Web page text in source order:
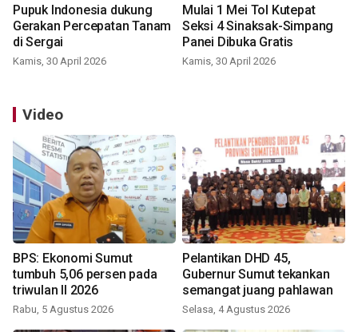
Pupuk Indonesia dukung
Gerakan Percepatan Tanam
di Sergai
Kamis, 30 April 2026
Mulai 1 Mei Tol Kutepat
Seksi 4 Sinaksak-Simpang
Panei Dibuka Gratis
Kamis, 30 April 2026
Video
BPS: Ekonomi Sumut
tumbuh 5,06 persen pada
triwulan II 2026
Rabu, 5 Agustus 2026
Pelantikan DHD 45,
Gubernur Sumut tekankan
semangat juang pahlawan
Selasa, 4 Agustus 2026